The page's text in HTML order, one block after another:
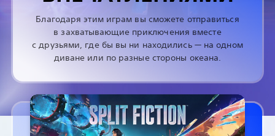
Благодаря этим играм вы сможете отправиться
в захватывающие приключения вместе
с друзьями, где бы вы ни находились — на одном
диване или по разные стороны океана.